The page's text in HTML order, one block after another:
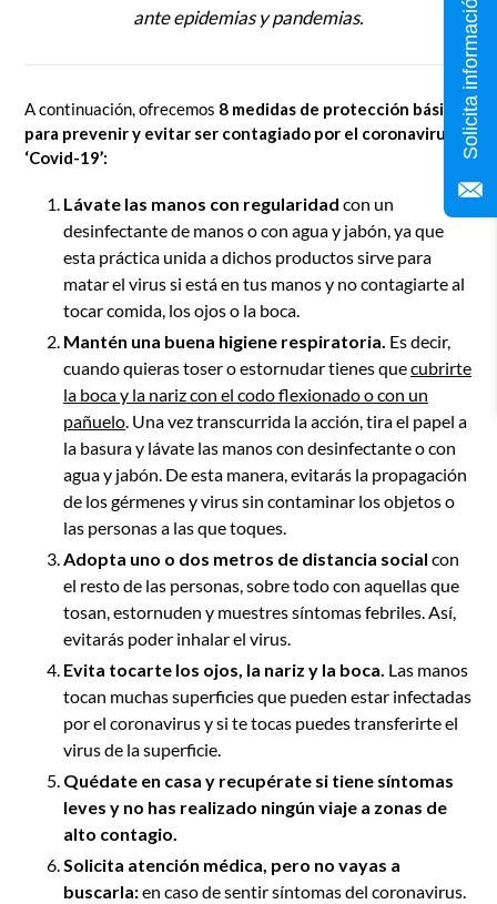
ante epidemias y pandemias.
A continuación, ofrecemos 8 medidas de protección básicas
para prevenir y evitar ser contagiado por el coronavirus
‘Covid-19’:
Lávate las manos con regularidad con un
desinfectante de manos o con agua y jabón, ya que
esta práctica unida a dichos productos sirve para
matar el virus si está en tus manos y no contagiarte al
tocar comida, los ojos o la boca.
Mantén una buena higiene respiratoria. Es decir,
cuando quieras toser o estornudar tienes quecubrirte
la boca y la nariz con el codo flexionado o con un
pañuelo. Una vez transcurrida la acción, tira el papel a
la basura y lávate las manos con desinfectante o con
agua y jabón. De esta manera, evitarás la propagación
de los gérmenes y virus sin contaminar los objetos o
las personas a las que toques.
Adopta uno o dos metros de distancia social con
el resto de las personas, sobre todo con aquellas que
tosan, estornuden y muestres síntomas febriles. Así,
evitarás poder inhalar el virus.
Evita tocarte los ojos, la nariz y la boca. Las manos
tocan muchas superficies que pueden estar infectadas
por el coronavirus y si te tocas puedes transferirte el
virus de la superficie.
Quédate en casa y recupérate si tiene síntomas
leves y no has realizado ningún viaje a zonas de
alto contagio.
Solicita atención médica, pero no vayas a
buscarla:en caso de sentir síntomas del coronavirus.
Solicita información